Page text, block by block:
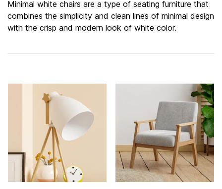
Minimal white chairs are a type of seating furniture that
combines the simplicity and clean lines of minimal design
with the crisp and modern look of white color.